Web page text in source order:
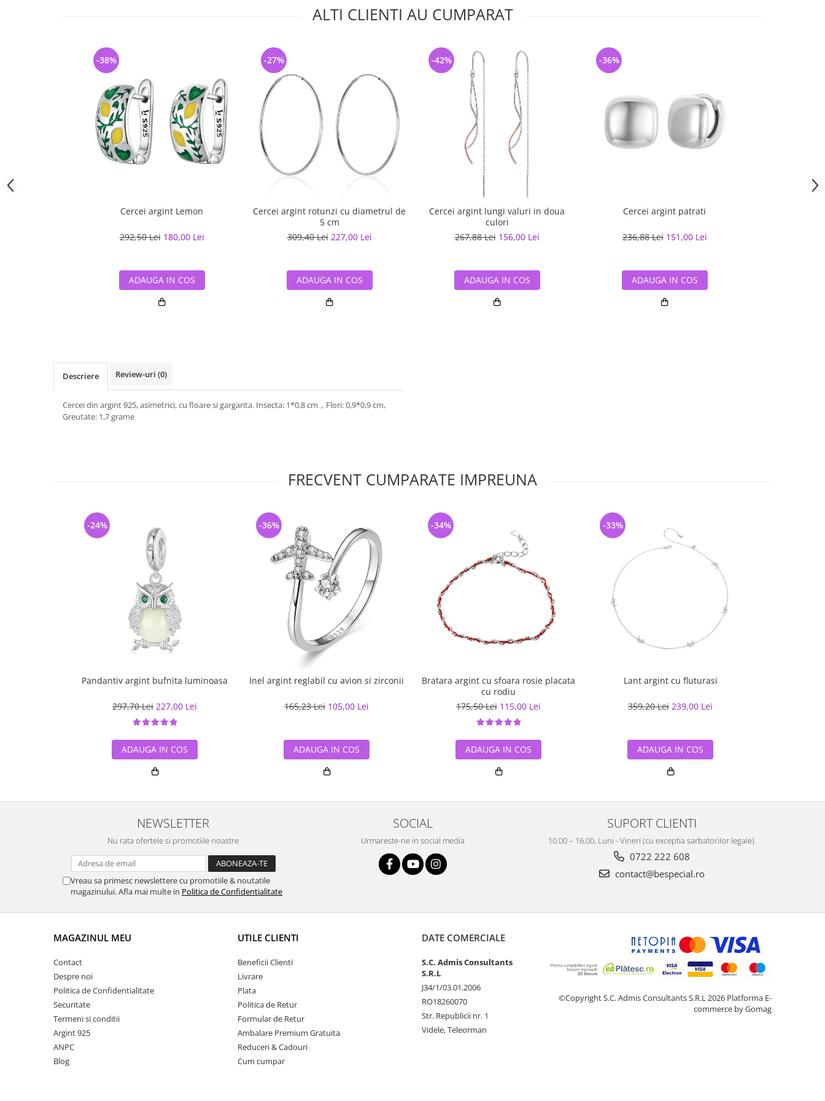
ALTI CLIENTI AU CUMPARAT
Cercei argint Lemon
292,50 Lei 180,00 Lei
-38%
ADAUGA IN COS
Cercei argint rotunzi cu diametrul de
5 cm
309,40 Lei 227,00 Lei
-27%
ADAUGA IN COS
Cercei argint lungi valuri in doua
culori
267,88 Lei 156,00 Lei
-42%
ADAUGA IN COS
Cercei argint patrati
236,88 Lei 151,00 Lei
-36%
ADAUGA IN COS
Descriere Review-uri (0)
Cercei din argint 925, asimetrici, cu floare si gargarita. Insecta: 1*0,8 cm，Flori: 0,9*0,9 cm,
Greutate: 1,7 grame
FRECVENT CUMPARATE IMPREUNA
Pandantiv argint bufnita luminoasa
297,70 Lei 227,00 Lei
-24%
ADAUGA IN COS
Inel argint reglabil cu avion si zirconii
165,23 Lei 105,00 Lei
-36%
ADAUGA IN COS
Bratara argint cu sfoara rosie placata
cu rodiu
175,50 Lei 115,00 Lei
-34%
ADAUGA IN COS
Lant argint cu fluturasi
359,20 Lei 239,00 Lei
-33%
ADAUGA IN COS
NEWSLETTER
Nu rata ofertele si promotiile noastre
Vreau sa primesc newslettere cu promotiile & noutatile
magazinului. Afla mai multe in Politica de Confidentialitate
SOCIAL
Urmareste-ne in social media
SUPORT CLIENTI
10.00 – 16.00, Luni - Vineri (cu exceptia sarbatorilor legale).
0722 222 608
contact@bespecial.ro
MAGAZINUL MEU
Contact
Despre noi
Politica de Confidentialitate
Securitate
Termeni si conditii
Argint 925
ANPC
Blog
UTILE CLIENTI
Beneficii Clienti
Livrare
Plata
Politica de Retur
Formular de Retur
Ambalare Premium Gratuita
Reduceri & Cadouri
Cum cumpar
DATE COMERCIALE
S.C. Admis Consultants
S.R.L
J34/1/03.01.2006
RO18260070
Str. Republicii nr. 1
Videle, Teleorman
©Copyright S.C. Admis Consultants S.R.L 2026 Platforma E-
commerce by Gomag